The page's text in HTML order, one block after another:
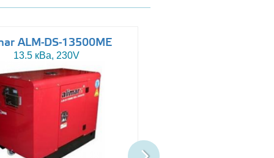
ALM-DS-13500ME
13.5 кВа, 230V